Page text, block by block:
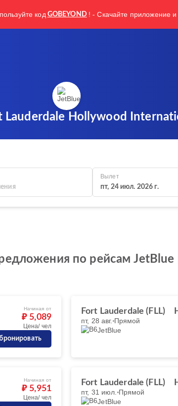
код GOBEYOND ! - Скачайте приложение и
Lauderdale Hollywood
Вылет
пт, 24 июл. 2026 г.
по рейсам JetBlue
Начиная от
₽ 5,089
Цена/ чел
Fort Lauderdale (FLL)
пт, 28 авг. Прямой
JetBlue
Начиная от
₽ 5,951
Цена/ чел
Fort Lauderdale (FLL)
пт, 31 июл. Прямой
JetBlue